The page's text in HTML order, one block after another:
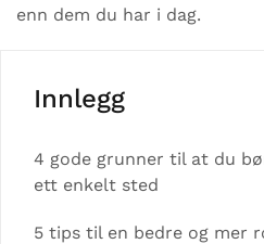
enn dem du har i dag.
Innlegg
4 gode grunner til at du
ett enkelt sted
5 tips til en bedre og mer